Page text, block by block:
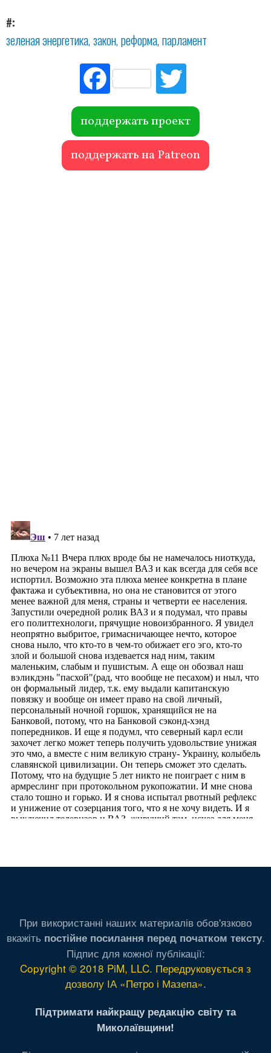
#
зеленая энергетика закон реформа парламент
Fac
ebo
ok r
поддержать проект
поддержать на Patreon
При використанні наших материалів обов'язково
вкажіть постійне посилання перед початком тексту.
Підпис для кожної публікації:
Copyright © 2018 PiM, LLC. Передруковується з
дозволу ІА «Петро і Мазепа».
Підтримати найкращу редакцію світу та
Миколаївщини!